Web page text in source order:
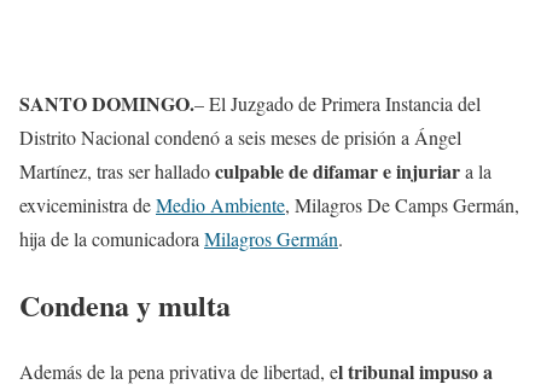
SANTO DOMINGO.– El Juzgado de Primera Instancia del
Distrito Nacional condenó a seis meses de prisión a Ángel
Martínez, tras ser halladoculpable de difamar e injuriara la
exviceministra deMedio Ambiente, Milagros De Camps Germán,
hija de la comunicadoraMilagros Germán.
Condena y multa
Además de la pena privativa de libertad, el tribunal impuso a